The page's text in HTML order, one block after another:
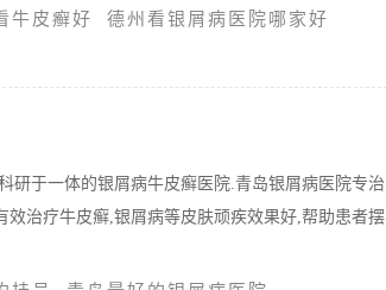
牛皮癣好 德州看银屑病医院哪家好
研于一体的银屑病牛皮癣医院.青岛银屑病医院专治
治疗牛皮癣,银屑病等皮肤顽疾效果好,帮助患者摆